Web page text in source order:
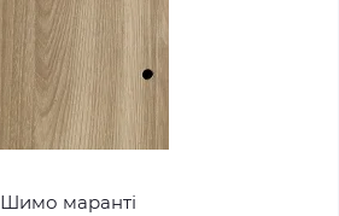
Шимо маранті